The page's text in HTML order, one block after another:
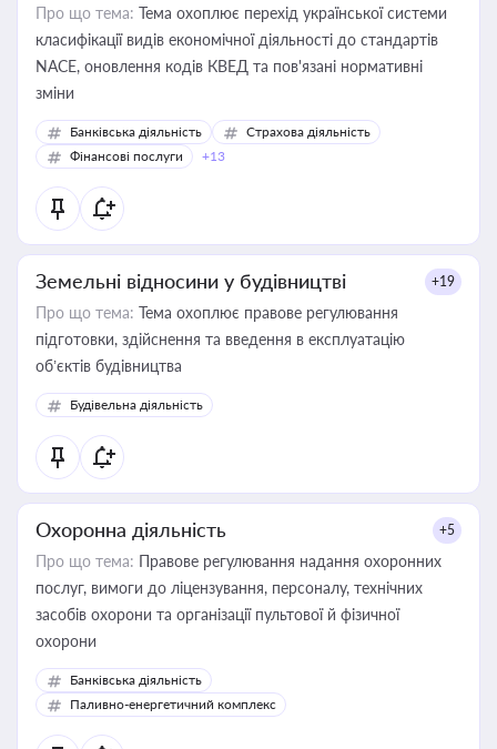
Про що тема: Тема охоплює перехід української системи
класифікації видів економічної діяльності до стандартів
NACE, оновлення кодів КВЕД та пов'язані нормативні
зміни
Банківська діяльність
Страхова діяльність
Фінансові послуги
+13
Земельні відносини у будівництві +19
Про що тема: Тема охоплює правове регулювання
підготовки, здійснення та введення в експлуатацію
об’єктів будівництва
Будівельна діяльність
Охоронна діяльність +5
Про що тема: Правове регулювання надання охоронних
послуг, вимоги до ліцензування, персоналу, технічних
засобів охорони та організації пультової й фізичної
охорони
Банківська діяльність
Паливно-енергетичний комплекс